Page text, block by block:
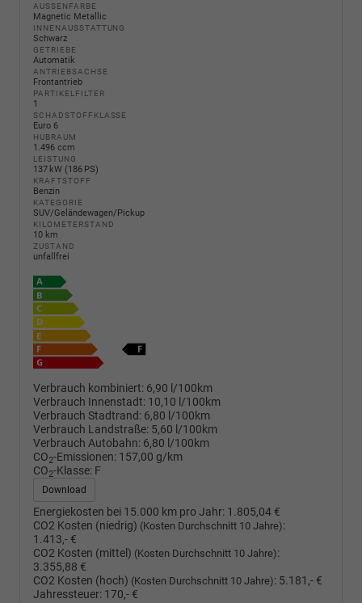
AUSSENFARBE
Magnetic Metallic
INNENAUSSTATTUNG
Schwarz
GETRIEBE
Automatik
ANTRIEBSACHSE
Frontantrieb
PARTIKELFILTER
1
SCHADSTOFFKLASSE
Euro 6
HUBRAUM
1.496 ccm
LEISTUNG
137 kW (186 PS)
KRAFTSTOFF
Benzin
KATEGORIE
SUV/Geländewagen/Pickup
KILOMETERSTAND
10 km
ZUSTAND
unfallfrei
Verbrauch kombiniert: 6,90 l/100km
Verbrauch Innenstadt: 10,10 l/100km
Verbrauch Stadtrand: 6,80 l/100km
Verbrauch Landstraße: 5,60 l/100km
Verbrauch Autobahn: 6,80 l/100km
CO2-Emissionen: 157,00 g/km
CO2-Klasse: F
Download
Energiekosten bei 15.000 km pro Jahr: 1.805,04 €
CO2 Kosten (niedrig) (Kosten Durchschnitt 10 Jahre):
1.413,- €
CO2 Kosten (mittel) (Kosten Durchschnitt 10 Jahre):
3.355,88 €
CO2 Kosten (hoch) (Kosten Durchschnitt 10 Jahre): 5.181,- €
Jahressteuer: 170,- €